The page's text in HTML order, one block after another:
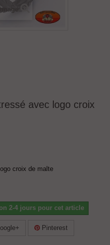
avec logo croix
croix de malte
2-4 jours pour cet article
Pinterest